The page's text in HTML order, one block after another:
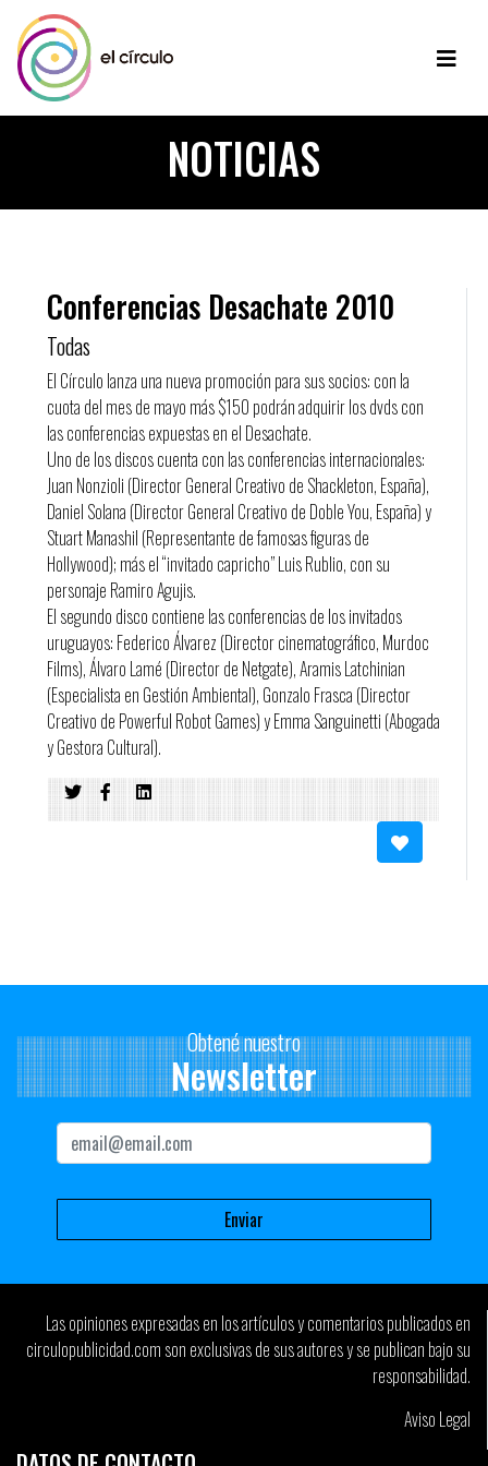
NOTICIAS
Conferencias Desachate 2010
Todas
El Círculo lanza una nueva promoción para sus socios: con la
cuota del mes de mayo más $150 podrán adquirir los dvds con
las conferencias expuestas en el Desachate.
Uno de los discos cuenta con las conferencias internacionales:
Juan Nonzioli (Director General Creativo de Shackleton, España),
Daniel Solana (Director General Creativo de Doble You, España) y
Stuart Manashil (Representante de famosas figuras de
Hollywood); más el “invitado capricho” Luis Rublio, con su
personaje Ramiro Agujis.
El segundo disco contiene las conferencias de los invitados
uruguayos: Federico Álvarez (Director cinematográfico, Murdoc
Films), Álvaro Lamé (Director de Netgate), Aramis Latchinian
(Especialista en Gestión Ambiental), Gonzalo Frasca (Director
Creativo de Powerful Robot Games) y Emma Sanguinetti (Abogada
y Gestora Cultural).
Obtené nuestro
Newsletter
Las opiniones expresadas en los artículos y comentarios publicados en
circulopublicidad.com son exclusivas de sus autores y se publican bajo su
responsabilidad.
Aviso Legal